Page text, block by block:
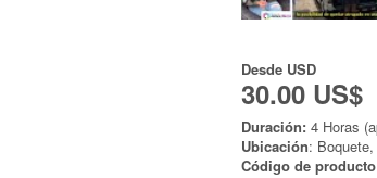
Desde USD
30.00 US$
Duración: 4 Horas
Ubicación:
Código de